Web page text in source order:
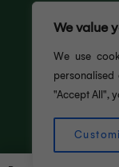
We value
We use
"Accept All",
Nous
Actualités